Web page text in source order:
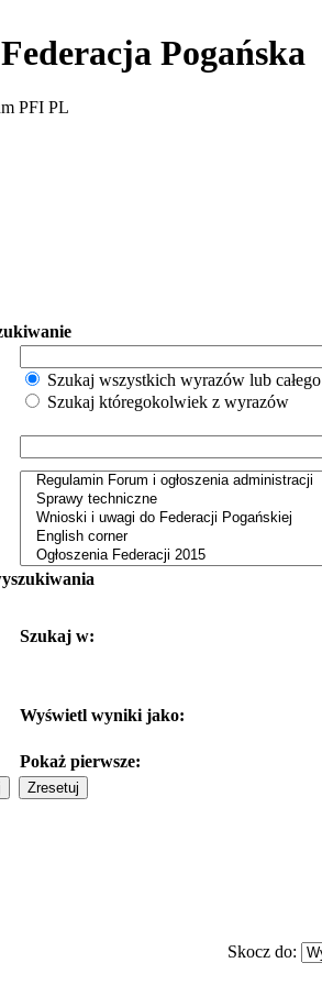
Pogańska
PFI PL
Szukaj wszystkich wyrazów lub
Szukaj któregokolwiek z wyrazów
Szukaj w:
Wyświetl wyniki jako:
Pokaż pierwsze:
Skocz do: